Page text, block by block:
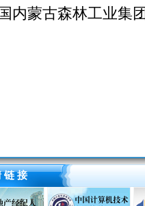
蒙古森林工业集团
链 接